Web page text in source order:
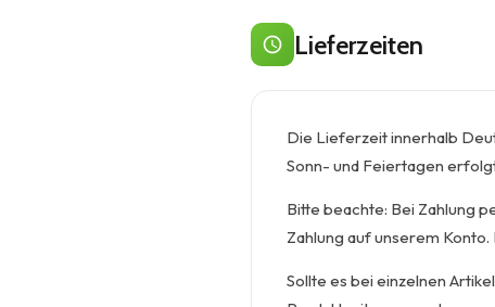
Lieferzeiten
Die Lieferzeit innerhalb
Sonn- und Feiertagen
Bitte beachte: Bei Zahlung
Zahlung auf unserem
Sollte es bei einzelnen